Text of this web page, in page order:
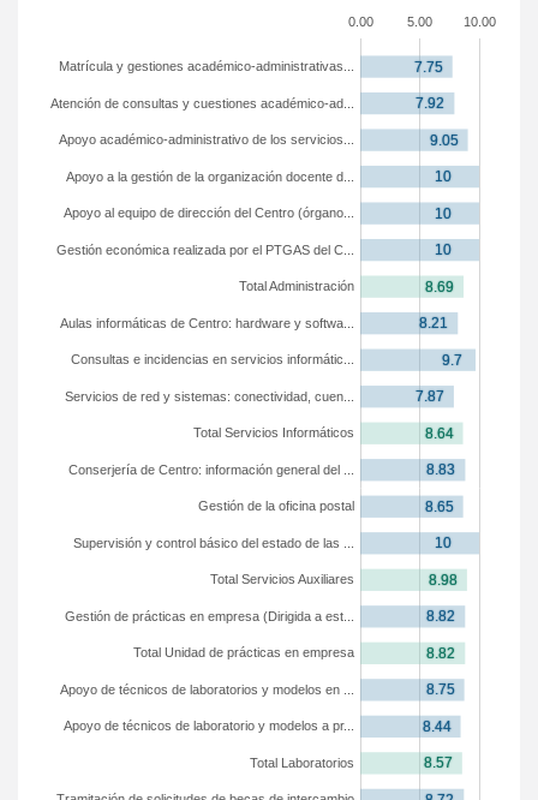
0.00 5.00 10.00
Total Laboratorios
Apoyo de técnicos de laboratorio y modelos a pr...
Apoyo de técnicos de laboratorios y modelos en ...
Total Unidad de prácticas en empresa
Gestión de prácticas en empresa (Dirigida a est...
Total Servicios Auxiliares
Supervisión y control básico del estado de las ...
Gestión de la oficina postal
Conserjería de Centro: información general del ...
Total Servicios Informáticos
Servicios de red y sistemas: conectividad, cuen...
Consultas e incidencias en servicios informátic...
Aulas informáticas de Centro: hardware y softwa...
Total Administración
Gestión económica realizada por el PTGAS del C...
Apoyo al equipo de dirección del Centro (órgano...
Apoyo a la gestión de la organización docente d...
Apoyo académico-administrativo de los servicios...
Atención de consultas y cuestiones académico-ad...
Matrícula y gestiones académico-administrativas...